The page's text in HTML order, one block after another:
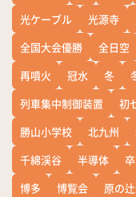
光ケーブル
光源寺
全国大会優勝
全日空
再噴火
冠水 冬
列車集中制御装置
初
勝山小学校
北九州
千綿渓谷
半導体
博多
博覧会 原の